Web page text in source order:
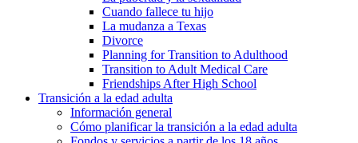
Cuando fallece tu hijo
La mudanza a Texas
Divorce
Planning for Transition to Adulthood
Transition to Adult Medical Care
Friendships After High School
Transición a la edad adulta
Información general
Cómo planificar la transición a la edad adulta